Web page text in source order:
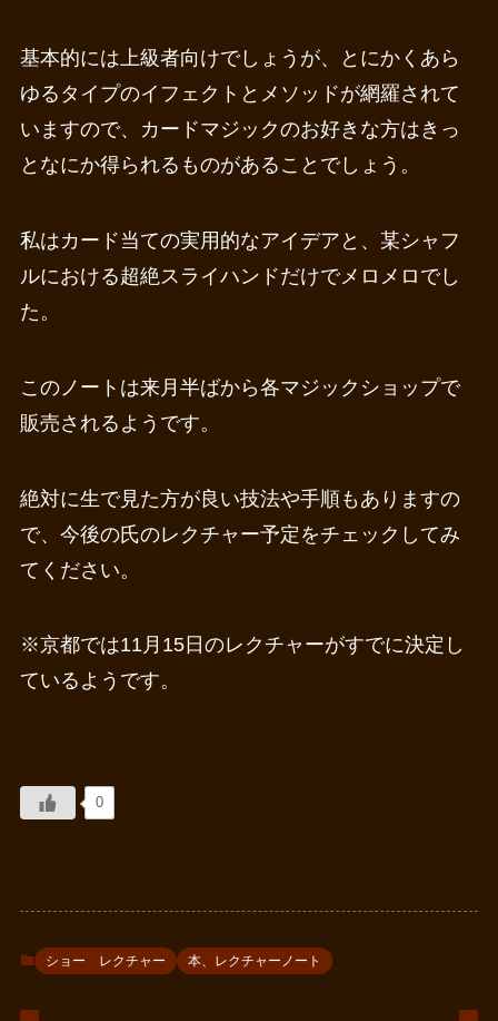
基本的には上級者向けでしょうが、とにかくあら
ゆるタイプのイフェクトとメソッドが網羅されて
いますので、カードマジックのお好きな方はきっ
となにか得られるものがあることでしょう。
私はカード当ての実用的なアイデアと、某シャフ
ルにおける超絶スライハンドだけでメロメロでし
た。
このノートは来月半ばから各マジックショップで
販売されるようです。
絶対に生で見た方が良い技法や手順もありますの
で、今後の氏のレクチャー予定をチェックしてみ
てください。
※京都では11月15日のレクチャーがすでに決定し
ているようです。
0
ショー レクチャー 本、レクチャーノート